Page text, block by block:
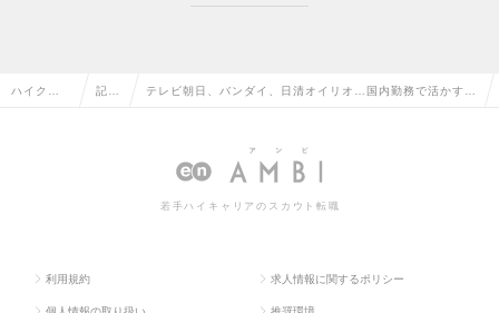
ハイクラ 記事 テレビ朝日、バンダイ、日清オイリオ…国内勤務で活かす英
若手ハイキャリアのスカウト転職
利用規約 求人情報に関するポリシー